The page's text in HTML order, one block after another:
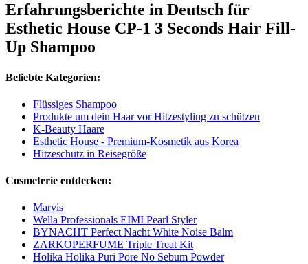
Erfahrungsberichte in Deutsch für
Esthetic House CP-1 3 Seconds Hair Fill-
Up Shampoo
Beliebte Kategorien:
Flüssiges Shampoo
Produkte um dein Haar vor Hitzestyling zu schützen
K-Beauty Haare
Esthetic House - Premium-Kosmetik aus Korea
Hitzeschutz in Reisegröße
Cosmeterie entdecken:
Marvis
Wella Professionals EIMI Pearl Styler
BYNACHT Perfect Nacht White Noise Balm
ZARKOPERFUME Triple Treat Kit
Holika Holika Puri Pore No Sebum Powder